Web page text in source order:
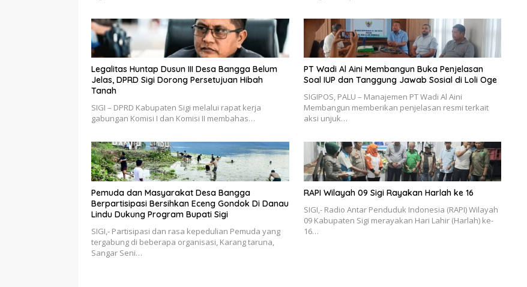
Legalitas Huntap Dusun III Desa Bangga Belum
Jelas, DPRD Sigi Dorong Persetujuan Hibah
Tanah
SIGI – DPRD Kabupaten Sigi melalui rapat kerja
gabungan Komisi I dan Komisi II membahas…
PT Wadi Al Aini Membangun Buka Penjelasan
Soal IUP dan Tanggung Jawab Sosial di Loli Oge
SIGIPOS, PALU – Manajemen PT Wadi Al Aini
Membangun memberikan penjelasan resmi terkait
aksi unjuk…
Pemuda dan Masyarakat Desa Bangga
Berpartisipasi Bersihkan Eceng Gondok Di Danau
Lindu Dukung Program Bupati Sigi
SIGI,- Partisipasi dan rasa kepedulian Pemuda yang
tergabung di beberapa organisasi, Karang taruna,
Sangar Seni…
RAPI Wilayah 09 Sigi Rayakan Harlah ke 16
SIGI,- Radio Antar Penduduk Indonesia (RAPI) Wilayah
09 Kabupaten Sigi merayakan Hari Lahir (Harlah) ke-
16…